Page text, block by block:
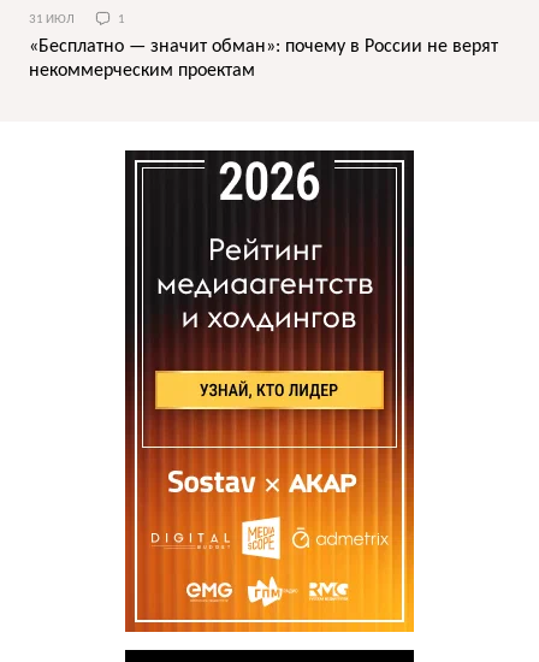
31 ИЮЛ 1
«Бесплатно — значит обман»: почему в России не верят
некоммерческим проектам